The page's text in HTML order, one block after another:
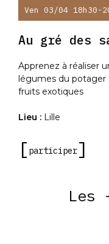
49€/pers.
de veau à la
et crémeux coco aux
Les